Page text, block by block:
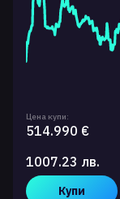
Цена купи:
514.990 €
1007.23 лв.
Купи